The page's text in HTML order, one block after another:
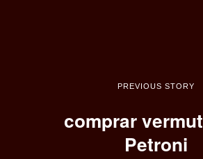
PREVIOUS STORY
comprar
Petroni